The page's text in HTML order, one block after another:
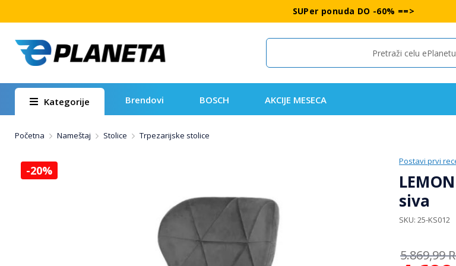
SUPer ponuda DO -60% ==>
Search
Kategorije Brendovi BOSCH AKCIJE MESECA
Početna Nameštaj Stolice Trpezarijske stolice
Postavi prvi
siva
SKU 25-KS012
5.869,99
-20%